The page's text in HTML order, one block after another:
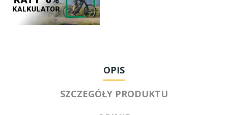
OPIS
SZCZEGÓŁY PRODUKTU